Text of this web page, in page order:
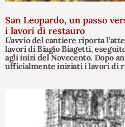
San Leopardo, un passo
i lavori di restauro
L’avvio del cantiere riporta
lavori di Biagio Biagetti,
agli inizi del Novecento. Dopo
ufficialmente iniziati i lavori di